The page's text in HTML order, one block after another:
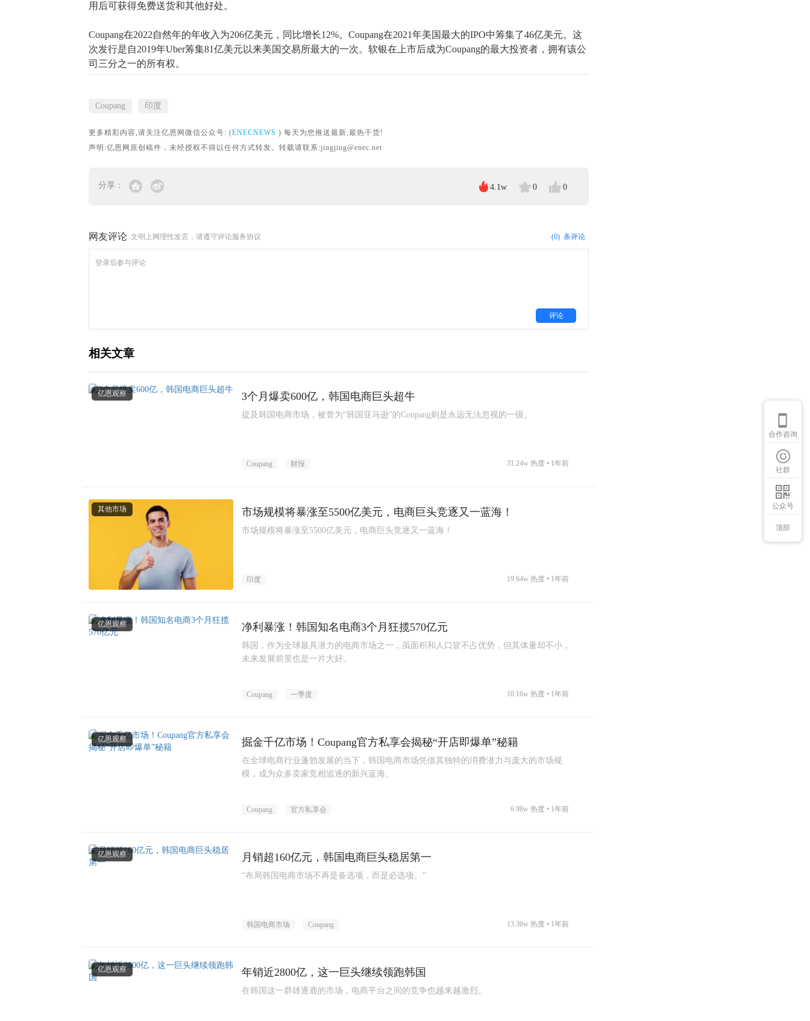
用后可获得免费送货和其他好处。
Coupang在2022自然年的年收入为206亿美元，同比增长12%。Coupang在2021年美国最大的IPO中筹集了46亿美元。这
次发行是自2019年Uber筹集81亿美元以来美国交易所最大的一次。软银在上市后成为Coupang的最大投资者，拥有该公
司三分之一的所有权。
Coupang 印度
更多精彩内容,请关注亿恩网微信公众号: (ENECNEWS ) 每天为您推送最新,最热干货!
声明:亿恩网原创稿件，未经授权不得以任何方式转发。转载请联系:jingjing@enec.net
分享： 4.1w 0 0
网友评论 文明上网理性发言，请遵守评论服务协议 (0) 条评论
评论
相关文章
亿恩观察 3个月爆卖600亿，韩国电商巨头超牛
提及韩国电商市场，被誉为“韩国亚马逊”的Coupang则是永远无法忽视的一级。
Coupang 财报 1年前
31.24w 热度 •
其他市场 市场规模将暴涨至5500亿美元，电商巨头竞逐又一蓝海！
市场规模将暴涨至5500亿美元，电商巨头竞逐又一蓝海！
印度 1年前
19.64w 热度 •
亿恩观察 净利暴涨！韩国知名电商3个月狂揽570亿元
韩国，作为全球最具潜力的电商市场之一，虽面积和人口皆不占优势，但其体量却不小，
未来发展前景也是一片大好。
Coupang 一季度 1年前
10.16w 热度 •
亿恩观察 掘金千亿市场！Coupang官方私享会揭秘“开店即爆单”秘籍
在全球电商行业蓬勃发展的当下，韩国电商市场凭借其独特的消费潜力与庞大的市场规
模，成为众多卖家竞相追逐的新兴蓝海。
Coupang 官方私享会 1年前
6.98w 热度 •
亿恩观察 月销超160亿元，韩国电商巨头稳居第一
“布局韩国电商市场不再是备选项，而是必选项。”
韩国电商市场 Coupang 1年前
13.36w 热度 •
亿恩观察 年销近2800亿，这一巨头继续领跑韩国
在韩国这一群雄逐鹿的市场，电商平台之间的竞争也越来越激烈。
合作咨询
社群
公众号
顶部